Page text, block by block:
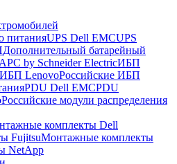
питанияUPS Dell EMCUPS
Дополнительный батарейный
by Schneider ElectricИБП
ИБП LenovoРоссийские ИБП
PDU Dell EMCPDU
Российские модули распределения
комплекты Dell
FujitsuМонтажные комплекты
NetApp